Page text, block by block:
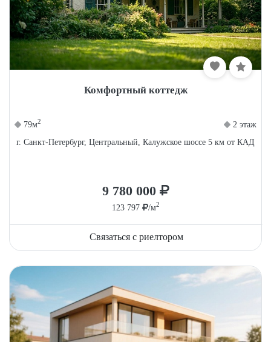
Комфортный коттедж
79м2
2 этаж
г. Санкт-Петербург, Центральный, Калужское шоссе 5 км от КАД
9 780 000
123 797 /м2
Связаться с риелтором